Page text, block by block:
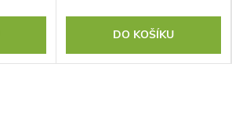
DO KOŠÍKU